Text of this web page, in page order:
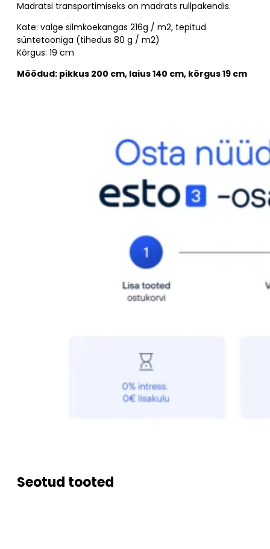
Madratsi transportimiseks on madrats rullpakendis.
Kate: valge silmkoekangas 216g / m2, tepitud
süntetooniga (tihedus 80 g / m2)
Kõrgus: 19 cm
Mõõdud: pikkus 200 cm, laius 140 cm, kõrgus 19 cm
Seotud tooted